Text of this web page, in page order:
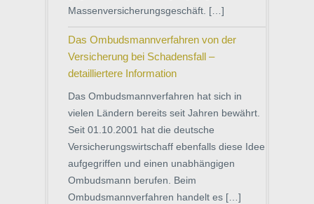
Massenversicherungsgeschäft. […]
Das Ombudsmannverfahren von der
Versicherung bei Schadensfall –
detailliertere Information
Das Ombudsmannverfahren hat sich in
vielen Ländern bereits seit Jahren bewährt.
Seit 01.10.2001 hat die deutsche
Versicherungswirtschaff ebenfalls diese Idee
aufgegriffen und einen unabhängigen
Ombudsmann berufen. Beim
Ombudsmannverfahren handelt es […]